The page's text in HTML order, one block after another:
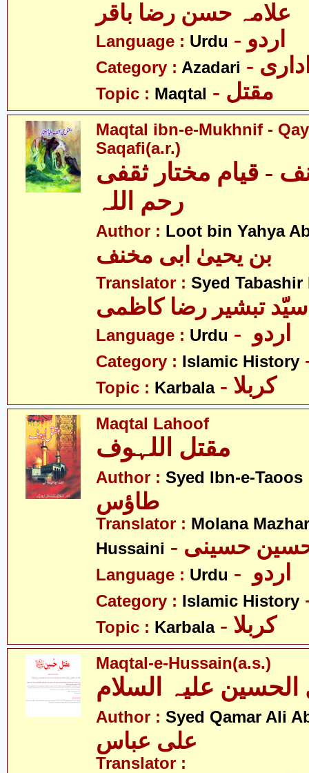
علامہ حسن رضا باقر
Language : Urdu - اردو
Category : Azadari
Topic : Maqtal - مقتل
Maqtal ibn-e-Mukhnif -
Saqafi(a.r.)
- قیام مختار ثقفی
رحم اللہ
Author : Loot bin Yahya
بن یحییٰ ابی مخنف
Translator : Syed Tabashir
سیّد تبشیر رضا کاظمی
Language : Urdu
Category : Islamic History
Topic : Karbala - کربلا
Maqtal Lahoof
Author : Syed Ibn-e-Taoos
طاؤس
Translator : Molana
Hussaini
حسین حسینی
Language : Urdu
Category : Islamic History
Topic : Karbala - کربلا
Maqtal-e-Hussain(a.s.)
الحسین علیہ السلام
Author : Syed Qamar Ali
علی عباس
Translator :